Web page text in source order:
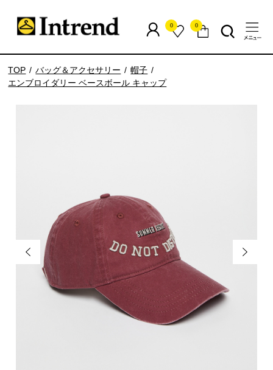
0 0
TOP バッグ＆アクセサリー
帽子
エンブロイダリー ベースボール キャップ